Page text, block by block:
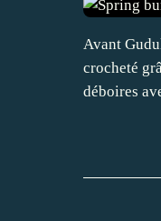
Avant
crocheté
déboires